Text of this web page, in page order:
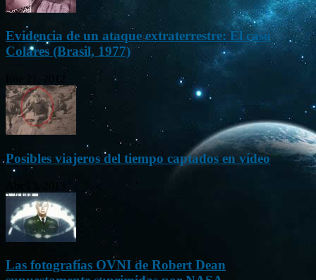
Evidencia de un ataque extraterrestre: El caso
Colares (Brasil, 1977)
Posibles viajeros del tiempo captados en vídeo
Las fotografías OVNI de Robert Dean